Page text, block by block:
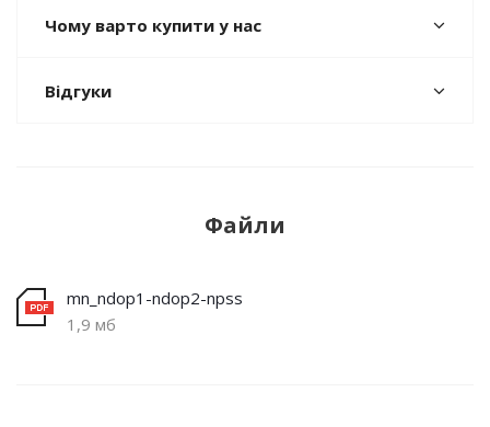
Чому варто купити у нас
Відгуки
Файли
mn_ndop1-ndop2-npss
1,9 мб